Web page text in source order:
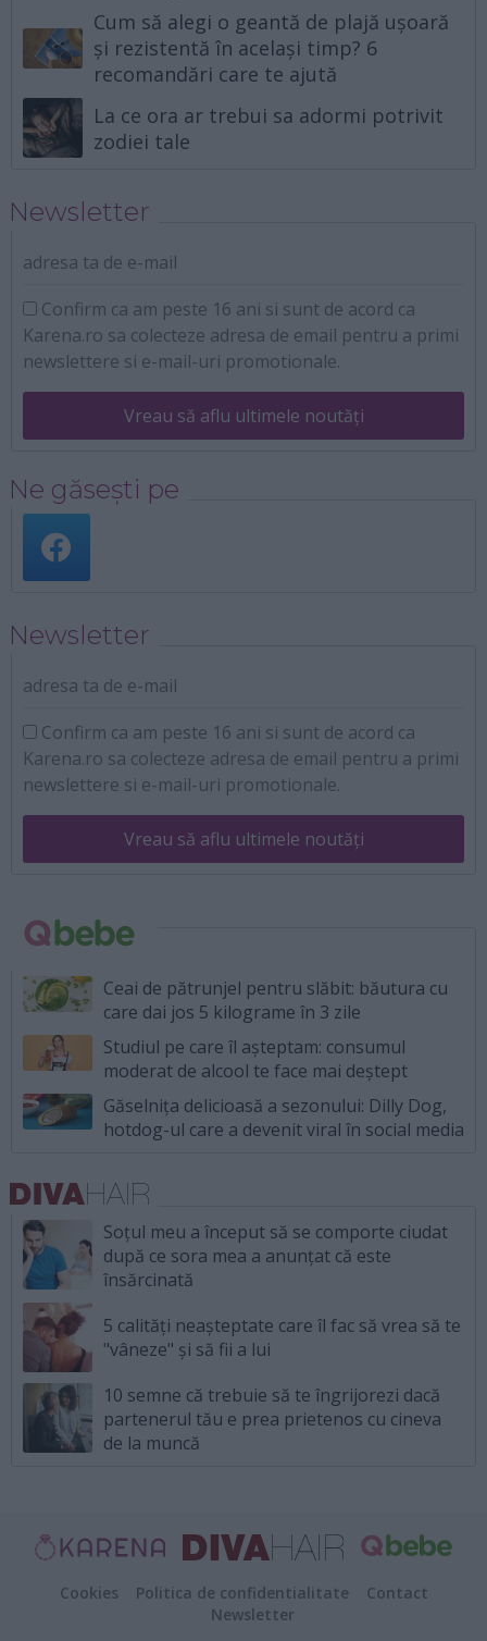
Cum să alegi o geantă de plajă ușoară
și rezistentă în același timp? 6
recomandări care te ajută
La ce ora ar trebui sa adormi potrivit
zodiei tale
Newsletter
adresa ta de e-mail
Confirm ca am peste 16 ani si sunt de acord ca
Karena.ro sa colecteze adresa de email pentru a primi
newslettere si e-mail-uri promotionale.
Vreau să aflu ultimele noutăți
Ne găsești pe
Newsletter
adresa ta de e-mail
Confirm ca am peste 16 ani si sunt de acord ca
Karena.ro sa colecteze adresa de email pentru a primi
newslettere si e-mail-uri promotionale.
Vreau să aflu ultimele noutăți
Ceai de pătrunjel pentru slăbit: băutura cu
care dai jos 5 kilograme în 3 zile
Studiul pe care îl așteptam: consumul
moderat de alcool te face mai deștept
Găselnița delicioasă a sezonului: Dilly Dog,
hotdog-ul care a devenit viral în social media
Soțul meu a început să se comporte ciudat
după ce sora mea a anunțat că este
însărcinată
5 calități neașteptate care îl fac să vrea să te
"vâneze" și să fii a lui
10 semne că trebuie să te îngrijorezi dacă
partenerul tău e prea prietenos cu cineva
de la muncă
Cookies Politica de confidentialitate
Contact
Newsletter